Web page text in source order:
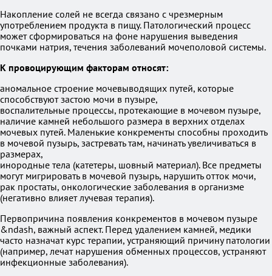
Накопление солей не всегда связано с чрезмерным
употреблением продукта в пищу. Патологический процесс
может сформироваться на фоне нарушения выведения
почками натрия, течения заболеваний мочеполовой системы.
К провоцирующим факторам относят:
аномальное строение мочевыводящих путей, которые
способствуют застою мочи в пузыре,
воспалительные процессы, протекающие в мочевом пузыре,
наличие камней небольшого размера в верхних отделах
мочевых путей. Маленькие конкременты способны проходить
в мочевой пузырь, застревать там, начинать увеличиваться в
размерах,
инородные тела (катетеры, шовный материал). Все предметы
могут мигрировать в мочевой пузырь, нарушить отток мочи,
рак простаты, онкологические заболевания в организме
(негативно влияет лучевая терапия).
Первопричина появления конкрементов в мочевом пузыре
&ndash, важный аспект. Перед удалением камней, медики
часто назначат курс терапии, устраняющий причину патологии
(например, лечат нарушения обменных процессов, устраняют
инфекционные заболевания).